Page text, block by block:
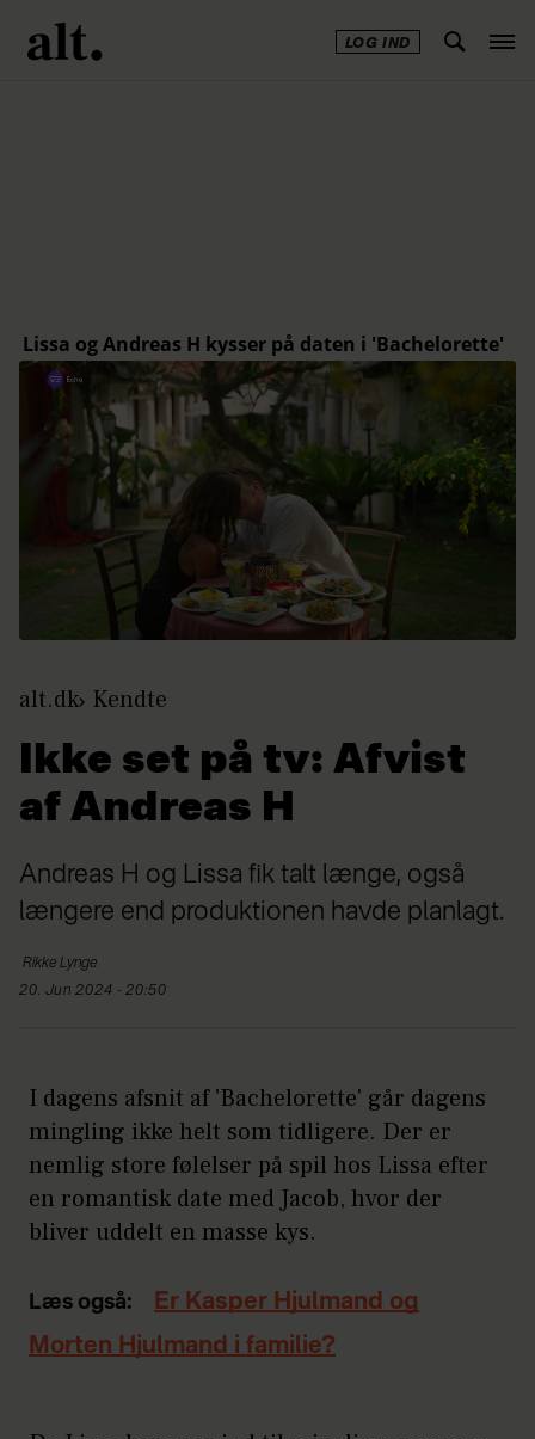
LOG IND
alt.dk Kendte
Ikke set på tv: Afvist
af Andreas H
Andreas H og Lissa fik talt længe, også
længere end produktionen havde planlagt.
Rikke Lynge
20. Jun 2024 - 20:50
I dagens afsnit af 'Bachelorette' går dagens
mingling ikke helt som tidligere. Der er
nemlig store følelser på spil hos Lissa efter
en romantisk date med Jacob, hvor der
bliver uddelt en masse kys.
Læs også:
Er Kasper Hjulmand og
Morten Hjulmand i familie?